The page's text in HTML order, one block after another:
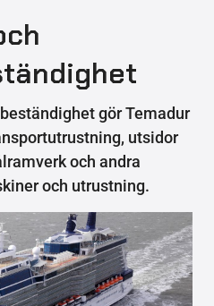
gör Temadur
utsidor
och andra
och utrustning.